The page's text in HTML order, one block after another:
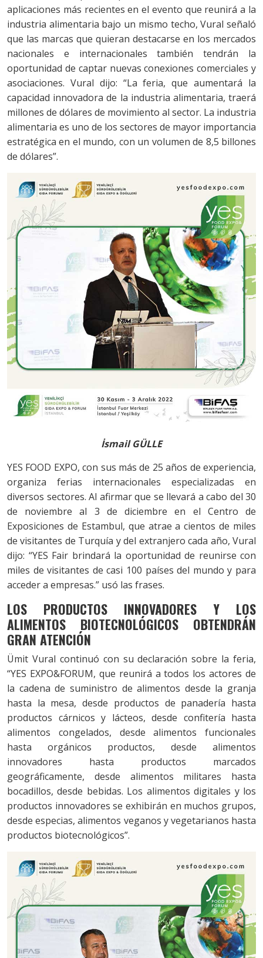
aplicaciones más recientes en el evento que reunirá a la
industria alimentaria bajo un mismo techo, Vural señaló
que las marcas que quieran destacarse en los mercados
nacionales e internacionales también tendrán la
oportunidad de captar nuevas conexiones comerciales y
asociaciones. Vural dijo: “La feria, que aumentará la
capacidad innovadora de la industria alimentaria, traerá
millones de dólares de movimiento al sector. La industria
alimentaria es uno de los sectores de mayor importancia
estratégica en el mundo, con un volumen de 8,5 billones
de dólares”.
İsmail GÜLLE
YES FOOD EXPO, con sus más de 25 años de experiencia,
organiza ferias internacionales especializadas en
diversos sectores. Al afirmar que se llevará a cabo del 30
de noviembre al 3 de diciembre en el Centro de
Exposiciones de Estambul, que atrae a cientos de miles
de visitantes de Turquía y del extranjero cada año, Vural
dijo: “YES Fair brindará la oportunidad de reunirse con
miles de visitantes de casi 100 países del mundo y para
acceder a empresas.” usó las frases.
LOS PRODUCTOS INNOVADORES Y LOS
ALIMENTOS BIOTECNOLÓGICOS OBTENDRÁN
GRAN ATENCIÓN
Ümit Vural continuó con su declaración sobre la feria,
“YES EXPO&FORUM, que reunirá a todos los actores de
la cadena de suministro de alimentos desde la granja
hasta la mesa, desde productos de panadería hasta
productos cárnicos y lácteos, desde confitería hasta
alimentos congelados, desde alimentos funcionales
hasta orgánicos productos, desde alimentos
innovadores hasta productos marcados
geográficamente, desde alimentos militares hasta
bocadillos, desde bebidas. Los alimentos digitales y los
productos innovadores se exhibirán en muchos grupos,
desde especias, alimentos veganos y vegetarianos hasta
productos biotecnológicos”.